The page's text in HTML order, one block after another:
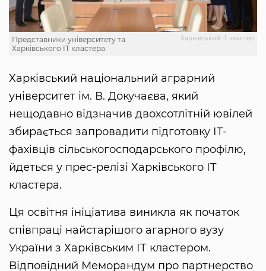
Харківський IT кластер
Представники університету та
Харківського IT кластера
Харківський національний аграрний
університет ім. В. Докучаєва, який
нещодавно відзначив двохсотлітній ювілей
збирається запровадити підготовку ІТ-
фахівців сільськогосподарського профілю,
йдеться у прес-релізі Харківського ІТ
кластера.
Ця освітня ініціатива виникла як початок
співпраці найстарішого агарного вузу
України з Харківським ІТ кластером.
Відповідний Меморандум про партнерство